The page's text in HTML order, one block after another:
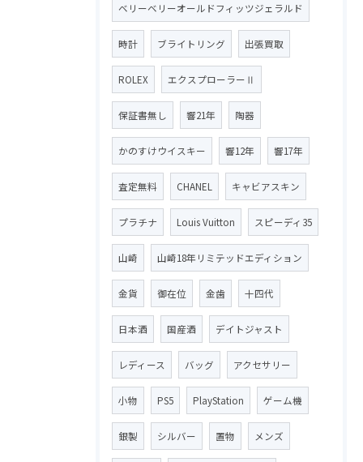
ベリーベリーオールドフィッツジェラルド
時計 ブライトリング 出張買取
ROLEX エクスプローラーⅡ
保証書無し 響21年 陶器
かのすけウイスキー 響12年 響17年
査定無料 CHANEL キャビアスキン
プラチナ Louis Vuitton スピーディ35
山崎 山崎18年リミテッドエディション
金貨 御在位 金歯 十四代
日本酒 国産酒 デイトジャスト
レディース バッグ アクセサリー
小物 PS5 PlayStation ゲーム機
銀製 シルバー 置物 メンズ